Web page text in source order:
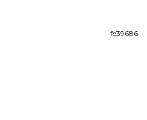
fe39686